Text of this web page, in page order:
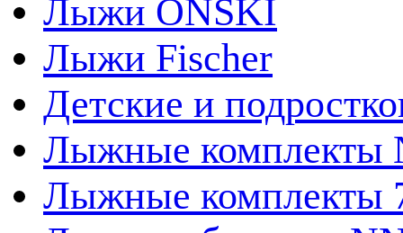
Лыжи ONSKI
Лыжи Fischer
Детские и
Лыжные комплекты
Лыжные комплекты